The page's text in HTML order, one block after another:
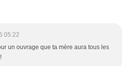
05:22
un ouvrage que ta mère aura tous les